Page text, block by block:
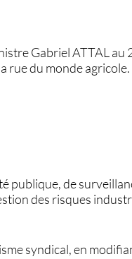
Gabriel ATTAL au
rue du monde agricole.
publique, de
des risques
syndical, en